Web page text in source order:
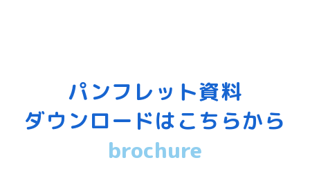
パンフレット資料
ダウンロードはこちらから
brochure